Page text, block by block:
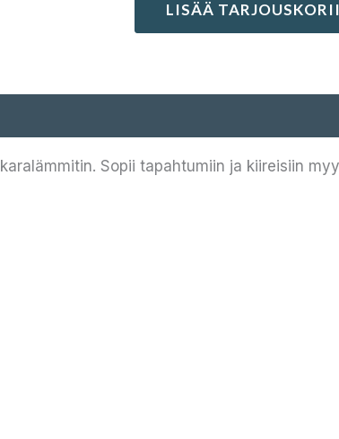
LISÄÄ
Sopii tapahtumiin ja kiireisiin